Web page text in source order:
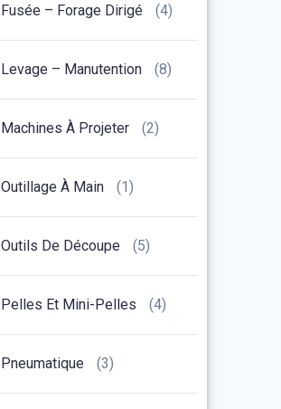
Fusée – Forage Dirigé (4)
Levage – Manutention (8)
Machines À Projeter (2)
Outillage À Main (1)
Outils De Découpe (5)
Pelles Et Mini-Pelles (4)
Pneumatique (3)